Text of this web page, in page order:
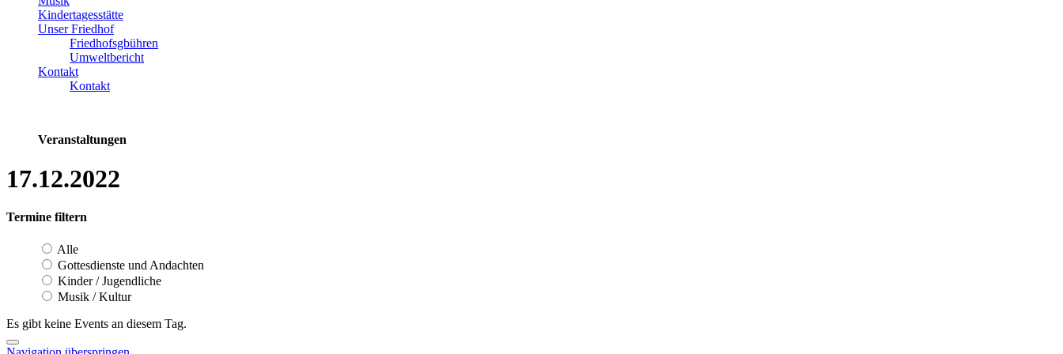
Kindertagesstätte
Unser Friedhof
Friedhofsgbühren
Umweltbericht
Kontakt
Kontakt
Veranstaltungen
17.12.2022
Termine filtern
Alle
Gottesdienste und Andachten
Kinder / Jugendliche
Musik / Kultur
Es gibt keine Events an diesem Tag.